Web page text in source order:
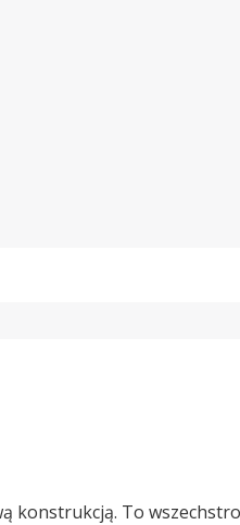
konstrukcją. To